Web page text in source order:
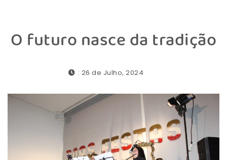
O futuro nasce da tradição
: 26 de Julho, 2024